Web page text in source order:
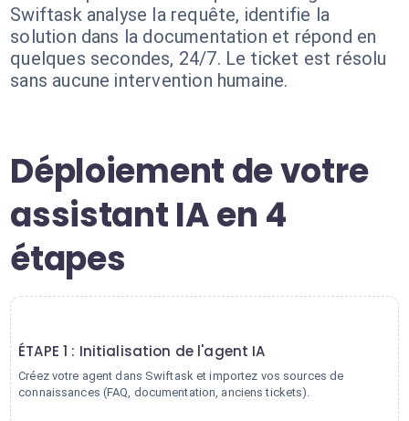
Swiftask analyse la requête, identifie la
solution dans la documentation et répond en
quelques secondes, 24/7. Le ticket est résolu
sans aucune intervention humaine.
Déploiement de votre
assistant IA en 4
étapes
ÉTAPE 1 : Initialisation de l'agent IA
Créez votre agent dans Swiftask et importez vos sources de
connaissances (FAQ, documentation, anciens tickets).